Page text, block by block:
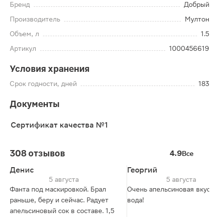
Бренд
Добрый
Производитель
Мултон
Объем, л
1.5
Артикул
1000456619
Условия хранения
Срок годности, дней 183
Документы
Сертификат качества №1
308 отзывов 4.9Все
Денис
5 августа
Фанта под маскировкой. Брал
раньше, беру и сейчас. Радует
апельсиновый сок в составе. 1,5
Георгий
5 августа
Очень апельсиновая
вода!